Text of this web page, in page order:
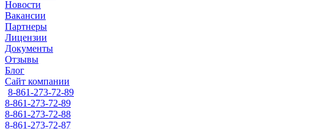
Новости
Вакансии
Партнеры
Лицензии
Документы
Отзывы
Блог
Сайт компании
8-861-273-72-89
8-861-273-72-89
8-861-273-72-88
8-861-273-72-87